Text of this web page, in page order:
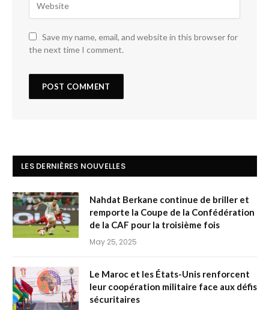
Save my name, email, and website in this browser for
the next time I comment.
LES DERNIÈRES NOUVELLES
Nahdat Berkane continue de briller et
remporte la Coupe de la Confédération
de la CAF pour la troisième fois
May 25, 2025
Le Maroc et les États-Unis renforcent
leur coopération militaire face aux défis
sécuritaires